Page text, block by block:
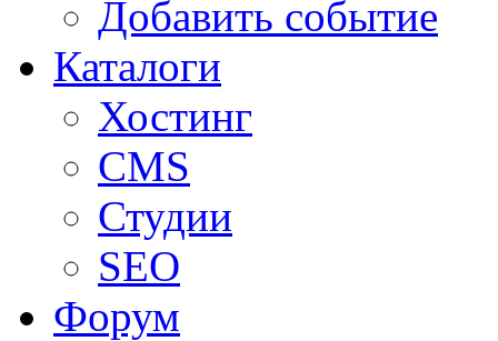
Добавить событие
Каталоги
Хостинг
CMS
Студии
SEO
Форум